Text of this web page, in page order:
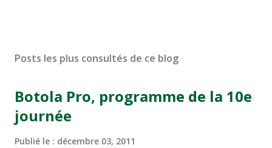
Posts les plus consultés de ce blog
Botola Pro, programme de la 10e
journée
Publié le : décembre 03, 2011